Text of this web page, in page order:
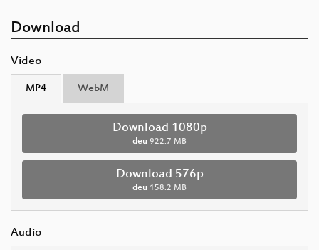
Download
Video
MP4 WebM
Download 1080p
deu 922.7 MB
Download 576p
deu 158.2 MB
Audio